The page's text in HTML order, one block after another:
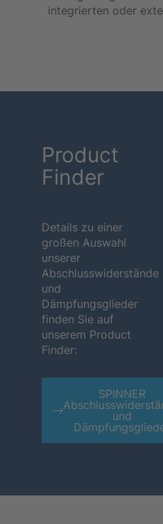
integrierten oder
Product
Finder
Details zu einer
großen Auswahl
unserer
Abschlusswiderstände
und
Dämpfungsglieder
finden Sie auf
unserem Product
Finder:
SPINNER
und